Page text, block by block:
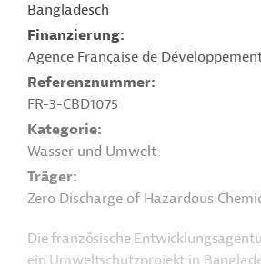
Bangladesch
Finanzierung
Agence Française de
Referenznummer
FR-3-CBD1075
Kategorie
Wasser und Umwelt
Träger
Zero Discharge of Hazardous
Die französische
ein Umweltschutzprojekt in